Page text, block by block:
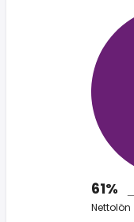
61%
Nettolön